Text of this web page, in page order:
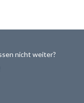
nicht weiter?